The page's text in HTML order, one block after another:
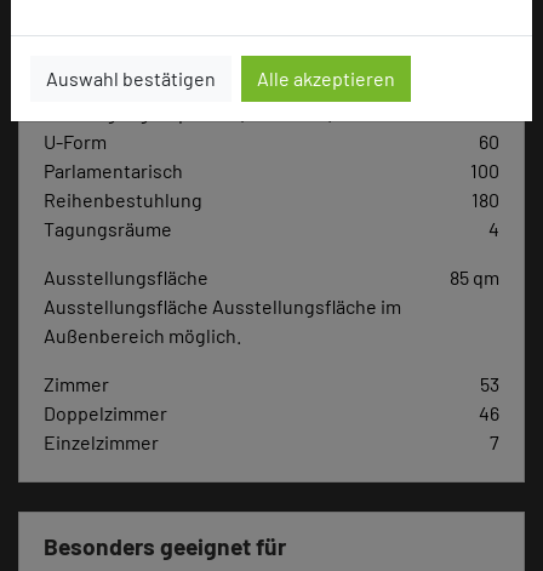
Auswahl bestätigen Alle akzeptieren
Hoteldaten
U-Form
60
Parlamentarisch
100
Reihenbestuhlung
180
Tagungsräume
4
Ausstellungsfläche
85 qm
Ausstellungsfläche Ausstellungsfläche im
Außenbereich möglich.
Zimmer
53
Doppelzimmer
46
Einzelzimmer
7
Besonders geeignet für